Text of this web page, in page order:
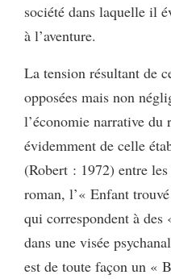
société dans laquelle il
à l’aventure.
La tension résultant de
opposées mais non
l’économie narrative
évidemment de celle
(Robert : 1972) entre
roman, l’« Enfant
qui correspondent à
dans une visée
est de toute façon un «